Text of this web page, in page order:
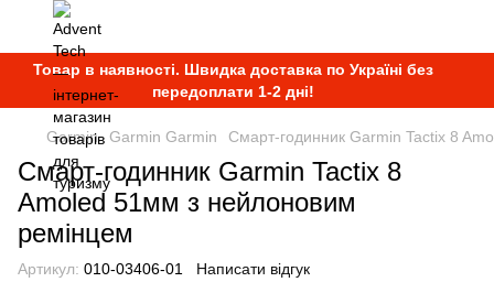
Товар в наявності. Швидка доставка по Україні без
передоплати 1-2 дні!
Garmin Garmin Garmin Смарт-годинник Garmin Tactix 8
Смарт-годинник Garmin Tactix 8
Amoled 51мм з нейлоновим
ремінцем
Артикул: 010-03406-01 Написати відгук